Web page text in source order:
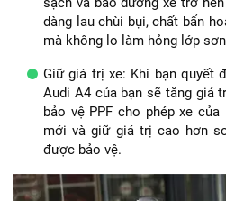
dàng lau chùi bụi, chất bẩn
mà không lo làm hỏng lớp
Giữ giá trị xe: Khi bạn quyết
Audi A4 của bạn sẽ tăng giá
bảo vệ PPF cho phép xe
mới và giữ giá trị cao hơn
được bảo vệ.